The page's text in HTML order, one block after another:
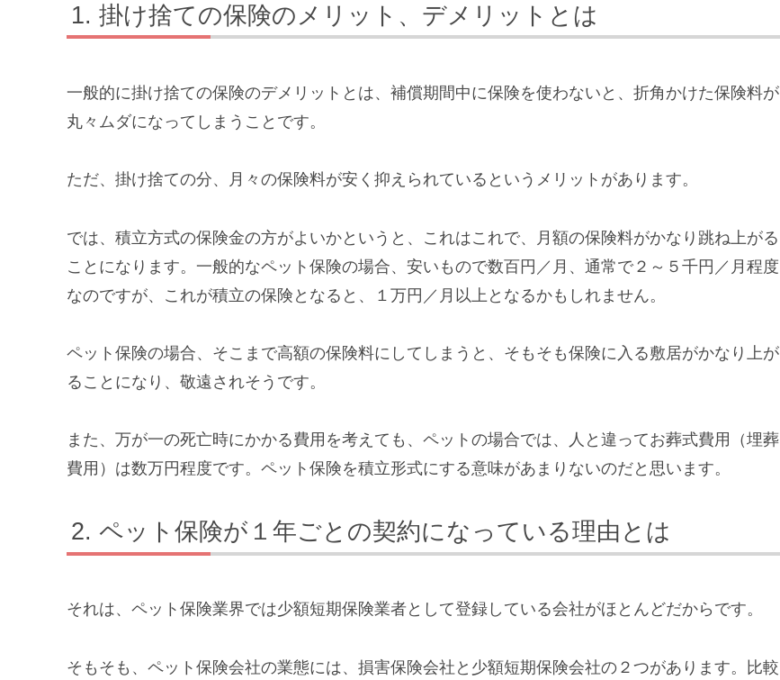
掛け捨ての保険のメリット、デメリットとは
一般的に掛け捨ての保険のデメリットとは、補償期間中に保険を使わないと、折角かけた保険料が
丸々ムダになってしまうことです。
ただ、掛け捨ての分、月々の保険料が安く抑えられているというメリットがあります。
では、積立方式の保険金の方がよいかというと、これはこれで、月額の保険料がかなり跳ね上がる
ことになります。一般的なペット保険の場合、安いもので数百円／月、通常で２～５千円／月程度
なのですが、これが積立の保険となると、１万円／月以上となるかもしれません。
ペット保険の場合、そこまで高額の保険料にしてしまうと、そもそも保険に入る敷居がかなり上が
ることになり、敬遠されそうです。
また、万が一の死亡時にかかる費用を考えても、ペットの場合では、人と違ってお葬式費用（埋葬
費用）は数万円程度です。ペット保険を積立形式にする意味があまりないのだと思います。
ペット保険が１年ごとの契約になっている理由とは
それは、ペット保険業界では少額短期保険業者として登録している会社がほとんどだからです。
そもそも、ペット保険会社の業態には、損害保険会社と少額短期保険会社の２つがあります。比較